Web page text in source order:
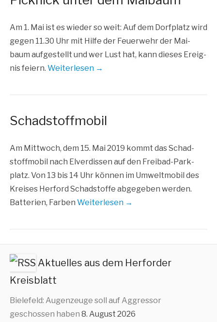
Am 1. Mai ist es wie­der so weit: Auf dem Dorf­platz wird
gegen 11.30 Uhr mit Hil­fe der Feu­er­wehr der Mai­
baum auf­ge­stellt und wer Lust hat, kann die­ses Ereig­
nis fei­ern. Wei­ter­le­sen →
Schadstoffmobil
Am Mitt­woch, dem 15. Mai 2019 kommt das Schad­
stoff­mo­bil nach Elver­dis­sen auf den Frei­­bad-Par­k­­
platz. Von 13 bis 14 Uhr kön­nen im Umwelt­mo­bil des
Krei­ses Her­ford Schad­stof­fe abge­ge­ben wer­den.
Bat­te­rien, Far­ben Wei­ter­le­sen →
Aktuelles aus dem Herforder
Kreisblatt
Bielefeld: Augenzeuge soll auf Aggressor
geschossen haben 8. August 2026